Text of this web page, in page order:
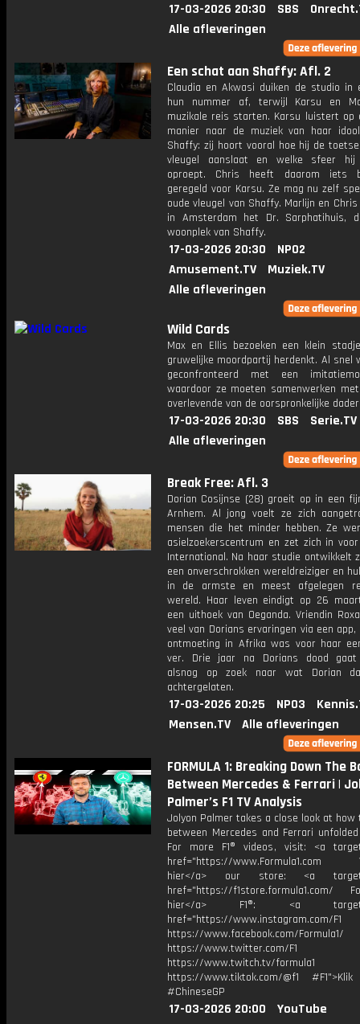
17-03-2026 20:30 SBS
Alle afleveringen
Een schat aan Shaffy: Afl. 2
Claudia en Akwasi duiken de studio in
hun nummer af, terwijl Karsu en
muzikale reis starten. Karsu luistert op
manier naar de muziek van haar
Shaffy: zij hoort vooral hoe hij de
vleugel aanslaat en welke sfeer hij
oproept. Chris heeft daarom iets
geregeld voor Karsu. Ze mag nu zelf
oude vleugel van Shaffy. Marlijn en Chris
in Amsterdam het Dr. Sarphatihuis,
woonplek van Shaffy.
17-03-2026 20:30
NPO2
Amusement.TV
Muziek.TV
Alle afleveringen
Wild Cards
Max en Ellis bezoeken een klein
gruwelijke moordpartij herdenkt. Al snel
geconfronteerd met een
waardoor ze moeten samenwerken
overlevende van de oorspronkelijke
17-03-2026 20:30 SBS
Serie.TV
Alle afleveringen
Break Free: Afl. 3
Dorian Cosijnse (28) groeit op in een
Arnhem. Al jong voelt ze zich
mensen die het minder hebben. Ze
asielzoekerscentrum en zet zich in
International. Na haar studie ontwikkelt
een onverschrokken wereldreiziger en
in de armste en meest afgelegen
wereld. Haar leven eindigt op 26
een uithoek van Oeganda. Vriendin
veel van Dorians ervaringen via een
ontmoeting in Afrika was voor haar
ver. Drie jaar na Dorians dood gaat
alsnog op zoek naar wat Dorian
achtergelaten.
17-03-2026 20:25 NPO3
Mensen.TV
Alle afleveringen
FORMULA 1: Breaking Down The
Between Mercedes & Ferrari |
Palmer’s F1 TV Analysis
Jolyon Palmer takes a close look at
between Mercedes and Ferrari
For more F1® videos, visit: <a
href="https://www.Formula1.com
hier</a> our store: <a
href="https://f1store.formula1.com/
hier</a> F1®: <a
href="https://www.instagram.com/F1
https://www.facebook.com/Formula1/
https://www.twitter.com/F1
https://www.twitch.tv/formula1
https://www.tiktok.com/@f1
#ChineseGP
17-03-2026 20:00
YouTube